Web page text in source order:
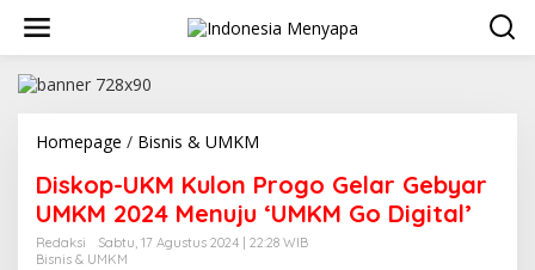
w
Homepage / Bisnis & UMKM
s
k
p
Diskop-UKM Kulon Progo Gelar Gebyar
UMKM 2024 Menuju ‘UMKM Go Digital’
Redaksi
Sabtu, 17 Agustus 2024 | 22:28 WIB
Bisnis & UMKM